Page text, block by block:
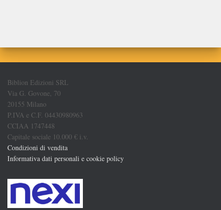
Biblion Edizioni SRL
Via G. Govone, 70
20155 Milano
P.IVA e C.F. 04430980963
CCIAA 1747448
Capitale sociale 10.000 € i.v.
Condizioni di vendita
Informativa dati personali e cookie policy